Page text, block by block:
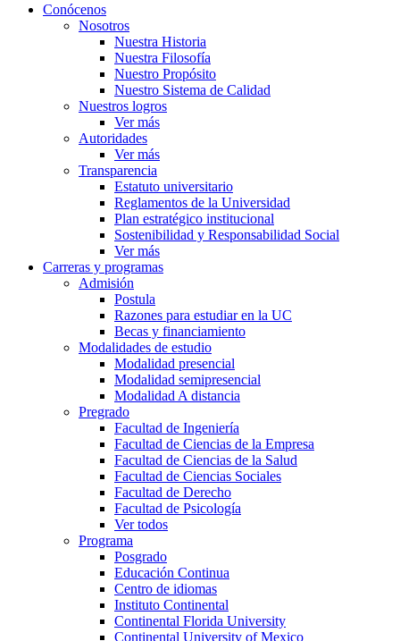
search
Menu
Conócenos
Nosotros
Nuestra Historia
Nuestra Filosofía
Nuestro Propósito
Nuestro Sistema de Calidad
Nuestros logros
Ver más
Autoridades
Ver más
Transparencia
Estatuto universitario
Reglamentos de la Universidad
Plan estratégico institucional
Sostenibilidad y Responsabilidad Social
Ver más
Carreras y programas
Admisión
Postula
Razones para estudiar en la UC
Becas y financiamiento
Modalidades de estudio
Modalidad presencial
Modalidad semipresencial
Modalidad A distancia
Pregrado
Facultad de Ingeniería
Facultad de Ciencias de la Empresa
Facultad de Ciencias de la Salud
Facultad de Ciencias Sociales
Facultad de Derecho
Facultad de Psicología
Ver todos
Programa
Posgrado
Educación Continua
Centro de idiomas
Instituto Continental
Continental Florida University
Continental University of Mexico